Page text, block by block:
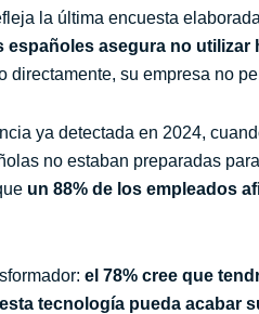
la última encuesta
españoles asegura no
su empresa no
ya detectada en 2024,
no estaban preparadas
un 88% de los empleados
el 78% cree que
tecnología pueda acabar